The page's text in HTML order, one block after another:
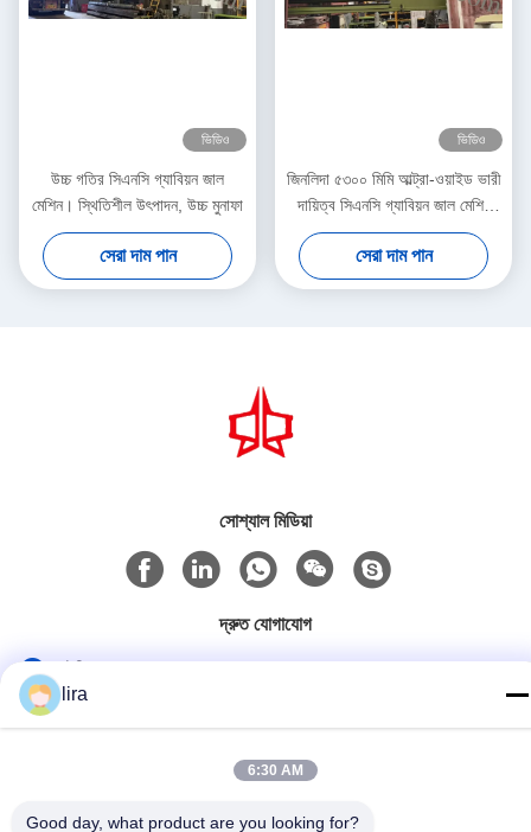
ভিডিও
উচ্চ গতির সিএনসি গ্যাবিয়ন জাল
মেশিন। স্থিতিশীল উৎপাদন, উচ্চ মুনাফা
সেরা দাম পান
ভিডিও
জিনলিদা ৫৩০০ মিমি আল্ট্রা-ওয়াইড ভারী
দায়িত্ব সিএনসি গ্যাবিয়ন জাল মেশিন
হেক্সাগোনাল ওয়্যার নেট উত্পাদনের জন্য
সেরা দাম পান
সোশ্যাল মিডিয়া
দ্রুত যোগাযোগ
86-510-86385783
lira
6:30 AM
Good day, what product are you looking for?